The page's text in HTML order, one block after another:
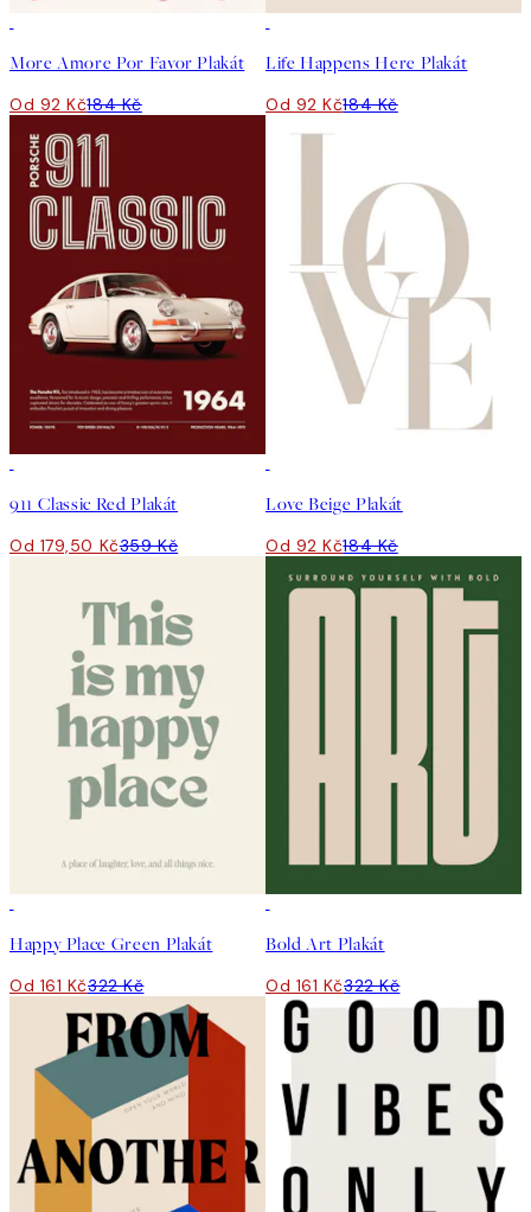
More Amore Por Favor Plakát
Od 92 Kč184 Kč
Life Happens Here Plakát
Od 92 Kč184 Kč
911 Classic Red Plakát
Od 179,50 Kč359 Kč
Love Beige Plakát
Od 92 Kč184 Kč
Happy Place Green Plakát
Od 161 Kč322 Kč
Bold Art Plakát
Od 161 Kč322 Kč